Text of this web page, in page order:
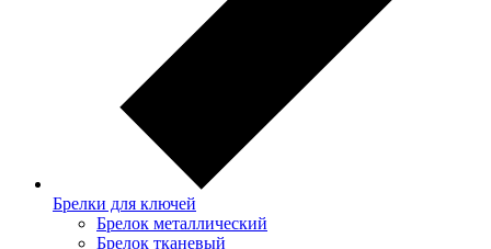
Брелки для ключей
Брелок металлический
Брелок тканевый